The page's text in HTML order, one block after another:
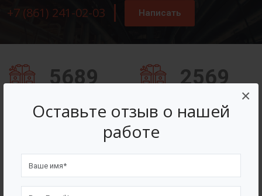
Оставьте отзыв о нашей
работе
×
+7 (861) 241-02-03 Написать
5689 2569
Счастливых клиентов